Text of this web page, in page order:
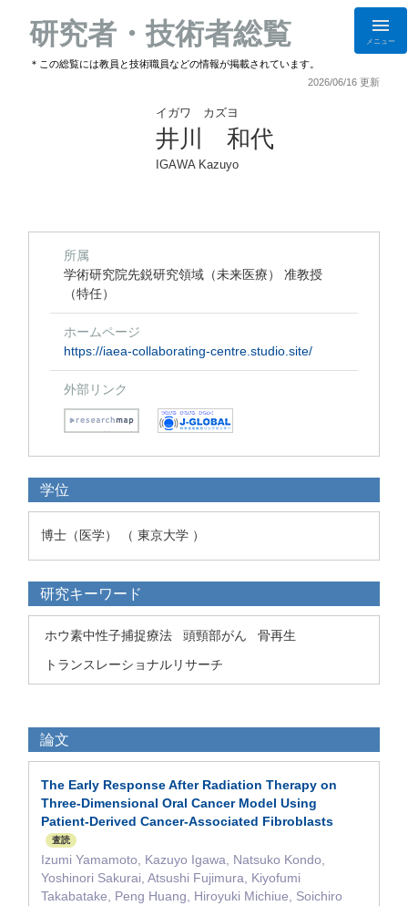
研究者・技術者総覧
＊この総覧には教員と技術職員などの情報が掲載されています。
メニュー
2026/06/16 更新
イガワ カズヨ
井川 和代
IGAWA Kazuyo
所属
学術研究院先鋭研究領域（未来医療） 准教授
（特任）
ホームページ
https://iaea-collaborating-centre.studio.site/
外部リンク
学位
博士（医学） （ 東京大学 ）
研究キーワード
ホウ素中性子捕捉療法 頭頸部がん
骨再生
トランスレーショナルリサーチ
論文
The Early Response After Radiation Therapy on
Three-Dimensional Oral Cancer Model Using
Patient-Derived Cancer-Associated Fibroblasts
査読
Izumi Yamamoto, Kazuyo Igawa, Natsuko Kondo,
Yoshinori Sakurai, Atsushi Fujimura, Kiyofumi
Takabatake, Peng Huang, Hiroyuki Michiue, Soichiro